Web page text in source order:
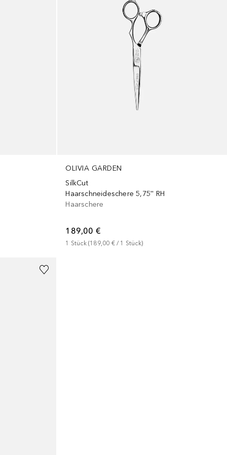
OLIVIA GARDEN
SilkCut
Haarschneideschere 5,75'' RH
Haarschere
189,00 €
1 Stück (189,00 € / 1 Stück)